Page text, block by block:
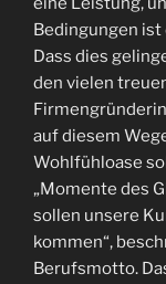
Bedingungen
Dass dies
den vielen
auf diesem
Wohlfühloase
„Momente des
sollen unsere
kommen“,
Berufsmotto.